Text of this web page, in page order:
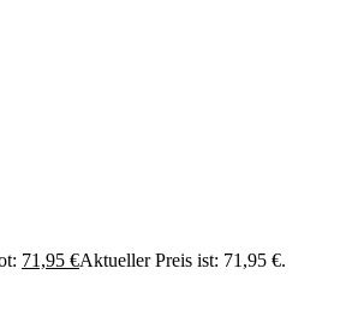
71,95 €Aktueller Preis ist: 71,95 €.